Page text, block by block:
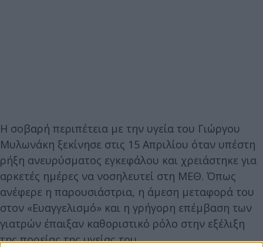
Η σοβαρή περιπέτεια με την υγεία του Γιώργου
Μυλωνάκη ξεκίνησε στις 15 Απριλίου όταν υπέστη
ρήξη ανευρύσματος εγκεφάλου και χρειάστηκε για
αρκετές ημέρες να νοσηλευτεί στη ΜΕΘ. Όπως
ανέφερε η παρουσιάστρια, η άμεση μεταφορά του
στον «Ευαγγελισμό» και η γρήγορη επέμβαση των
γιατρών έπαιξαν καθοριστικό ρόλο στην εξέλιξη
της πορείας της υγείας του.